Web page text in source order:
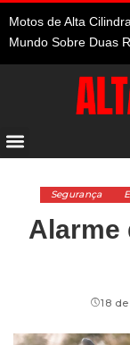
Motos de Alta
Mundo Sobre Duas
Segurança
Alarme
18